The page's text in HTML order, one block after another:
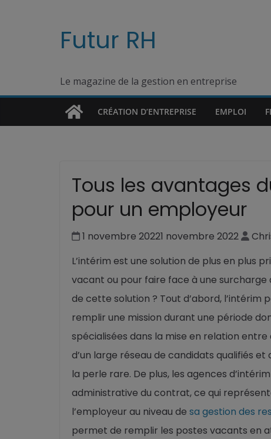
Futur RH
Le magazine de la gestion en entreprise
CRÉATION D’ENTREPRISE EMPLOI
Tous les avantages
pour un employeur
1 novembre 20221 novembre 2022
L’intérim est une solution de plus en plus
vacant ou pour faire face à une
de cette solution ? Tout d’abord,
remplir une mission durant une période
spécialisées dans la mise en relation
d’un large réseau de candidats qualifiés
la perle rare. De plus, les agences
administrative du contrat, ce qui
l’employeur au niveau de sa gestion des
permet de remplir les postes vacants en